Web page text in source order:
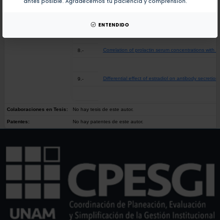
ENTENDIDO
8.- Correlation of prolactin serum concentrations with
9.- Differential effect of estradiol on antibody
Colaboraciones en Tesis: No hay tesis de este autor.
Patentes: No hay patentes de este autor.